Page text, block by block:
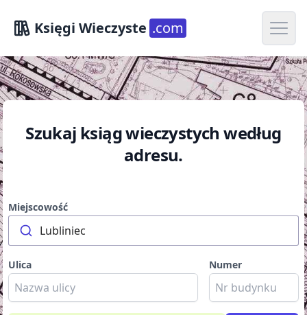
Księgi Wieczyste .com Open
Szukaj ksiąg wieczystych według
adresu.
Miejscowość
Lubliniec
Ulica Numer